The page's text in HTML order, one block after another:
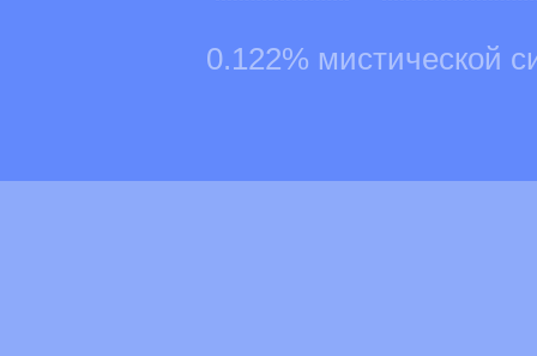
0.122% мистической